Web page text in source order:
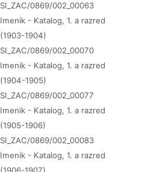
SI_ZAC/0869/002_00063
Imenik - Katalog, 1. a razred
(1903-1904)
SI_ZAC/0869/002_00070
Imenik - Katalog, 1. a razred
(1904-1905)
SI_ZAC/0869/002_00077
Imenik - Katalog, 1. a razred
(1905-1906)
SI_ZAC/0869/002_00083
Imenik - Katalog, 1. a razred